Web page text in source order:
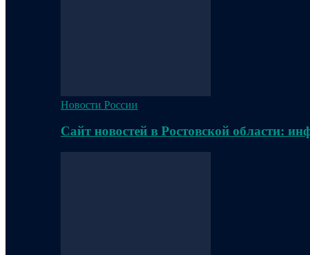
Новости России
Сайт новостей в Ростовской области: